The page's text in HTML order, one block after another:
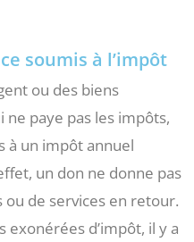
soumis à l’impôt
ou des biens
paye pas les impôts,
à un impôt annuel
un don ne donne pas
de services en retour.
d’impôt, il y a